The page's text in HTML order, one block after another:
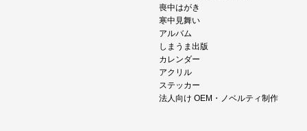
喪中はがき
寒中見舞い
アルバム
しまうま出版
カレンダー
アクリル
ステッカー
法人向け OEM・ノベルティ制作